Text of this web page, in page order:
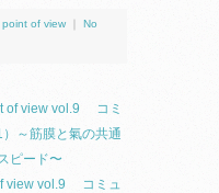
of view No
of view vol.9 コミ
～筋膜と氣の共通
ピード〜
view vol.9 コミュ